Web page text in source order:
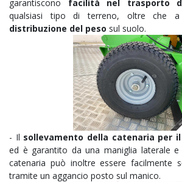
garantiscono facilità nel trasporto
qualsiasi tipo di terreno, oltre che
distribuzione del peso sul suolo.
- Il sollevamento della catenaria per
ed è garantito da una maniglia laterale
catenaria può inoltre essere facilmente
tramite un aggancio posto sul manico.